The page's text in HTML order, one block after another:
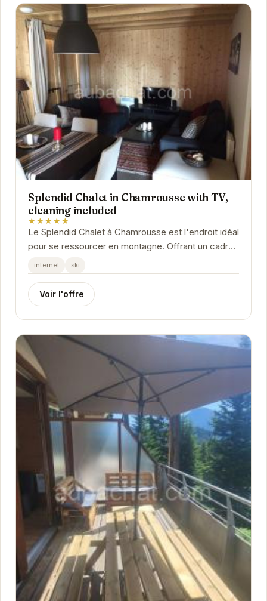
Splendid Chalet in Chamrousse with TV,
cleaning included
★★★★★
Le Splendid Chalet à Chamrousse est l'endroit idéal
pour se ressourcer en montagne. Offrant un cadre
chaleureux et convivial, ce chalet est...
internet ski
Voir l'offre